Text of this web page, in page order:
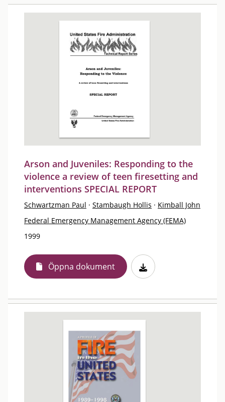
Arson and Juveniles: Responding to the
violence a review of teen firesetting and
interventions SPECIAL REPORT
Schwartzman Paul · Stambaugh Hollis · Kimball John
Federal Emergency Management Agency (FEMA)
1999
Öppna dokument